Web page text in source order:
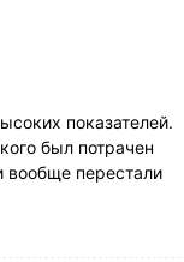
показателей.
был потрачен
перестали